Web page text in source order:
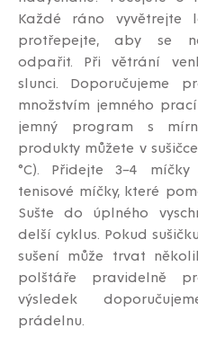
Každé ráno
protřepejte, aby se
odpařit. Při větrání
slunci. Doporučujeme
množstvím jemného
jemný program s
produkty můžete v
°C). Přidejte 3–4
tenisové míčky, které
Sušte do úplného
delší cyklus. Pokud
sušení může trvat
polštáře pravidelně
výsledek
prádelnu.